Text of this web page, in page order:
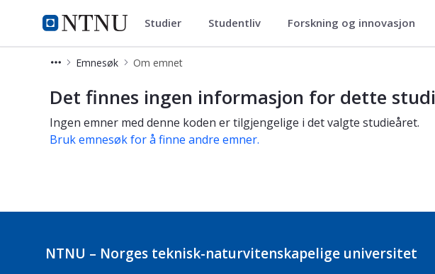
NTNU Hjemmeside
Studier Studier Studentliv Forskning og innovasjon
Emnesøk Om emnet
Om emnetDet finnes ingen informasjon for dette
Ingen emner med denne koden er tilgjengelige i det valgte studieåret.
Bruk emnesøk for å finne andre emner.
NTNU – Norges teknisk-naturvitenskapelige universitet